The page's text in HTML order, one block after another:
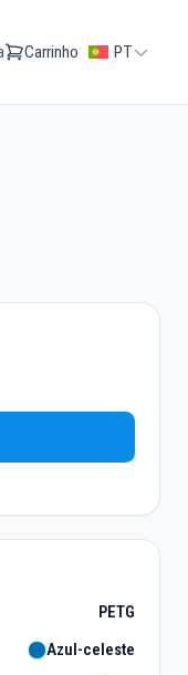
Carrinho PT
PETG
Azul-celeste